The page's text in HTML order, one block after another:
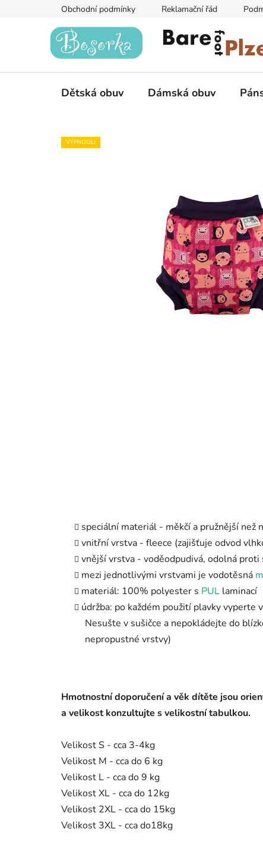
Obchodní podmínky Reklamační řád
Dětská obuv Dámská obuv
VÝPRODEJ
speciální materiál - měkčí a pružnější než
vnitřní vrstva - fleece (zajišťuje odvod
vnější vrstva - voděodpudivá, odolná proti
mezi jednotlivými vrstvami je vodotěsná
materiál: 100% polyester s PUL laminací
údržba: po každém použití plavky
Nesušte v sušičce a nepokládejte do
nepropustné vrstvy)
Hmotnostní doporučení a věk dítěte jsou
a velikost konzultujte s velikostní tabulkou.
Velikost S - cca 3-4kg
Velikost M - cca do 6 kg
Velikost L - cca do 9 kg
Velikost XL - cca do 12kg
Velikost 2XL - cca do 15kg
Velikost 3XL - cca do18kg